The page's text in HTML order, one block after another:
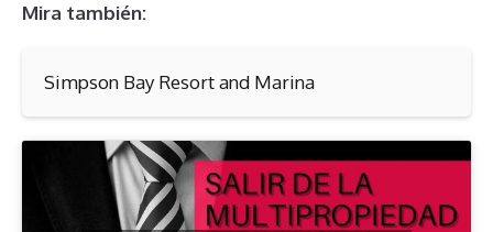
Mira también:
Simpson Bay Resort and Marina